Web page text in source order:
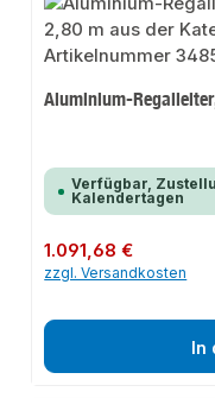
Aluminium-
Verfügbar,
Kalendertagen
Regulärer Preis:
1.091,68 €
zzgl. Versandkosten
In